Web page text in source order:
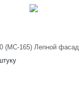
(МС-165) Лепной